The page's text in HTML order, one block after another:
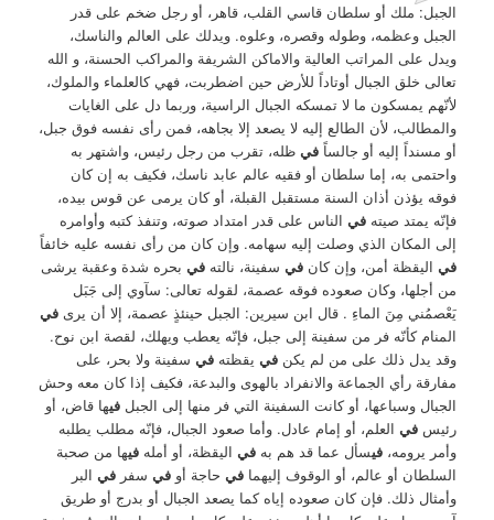
الجبل: ملك أو سلطان قاسي القلب، قاهر، أو رجل ضخم على قدر
الجبل وعظمه، وطوله وقصره، وعلوه. ويدلك على العالم والناسك،
ويدل على المراتب العالية والاماكن الشريفة والمراكب الحسنة، و الله
تعالى خلق الجبال أوتاداً للأرض حين اضطربت، فهي كالعلماء والملوك،
لأنّهم يمسكون ما لا تمسكه الجبال الراسية، وربما دل على الغايات
والمطالب، لأن الطالع إليه لا يصعد إلا بجاهه، فمن رأى نفسه فوق جبل،
أو مسنداً إليه أو جالساًفي ظله، تقرب من رجل رئيس، واشتهر به
واحتمى به، إما سلطان أو فقيه عالم عابد ناسك، فكيف به إن كان
فوقه يؤذن أذان السنة مستقبل القبلة، أو كان يرمى عن قوس بيده،
فإنّه يمتد صيتهفي الناس على قدر امتداد صوته، وتنفذ كتبه وأوامره
إلى المكان الذي وصلت إليه سهامه. وإن كان من رأى نفسه عليه خائفاً
في اليقظة أمن، وإن كانفي سفينة، نالتهفي بحره شدة وعقبة يرشى
من أجلها، وكان صعوده فوقه عصمة، لقوله تعالى: سآوي إلى جَبَل
يَعْصمُني مِنَ الماءِ . قال ابن سيرين: الجبل حينئذٍ عصمة، إلا أن يرىفي
المنام كأنّه فر من سفينة إلى جبل، فإنّه يعطب ويهلك، لقصة ابن نوح.
وقد يدل ذلك على من لم يكنفي يقظتهفي سفينة ولا بحر، على
مفارقة رأي الجماعة والانفراد بالهوى والبدعة، فكيف إذا كان معه وحش
الجبال وسباعها، أو كانت السفينة التي فر منها إلى الجبلفيها قاض، أو
رئيسفي العلم، أو إمام عادل. وأما صعود الجبال، فإنّه مطلب يطلبه
وأمر يرومه،فيسأل عما قد هم بهفي اليقظة، أو أملهفيها من صحبة
السلطان أو عالم، أو الوقوف إليهمافي حاجة أوفي سفرفي البر
وأمثال ذلك. فإن كان صعوده إياه كما يصعد الجبال أو بدرج أو طريق